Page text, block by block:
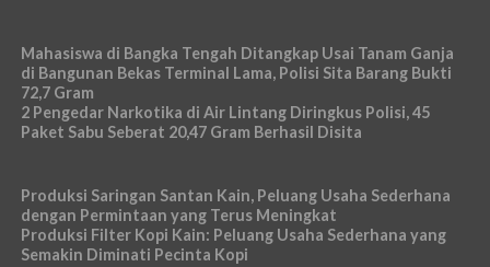
Mahasiswa di Bangka Tengah Ditangkap Usai Tanam Ganja
di Bangunan Bekas Terminal Lama, Polisi Sita Barang Bukti
72,7 Gram
2 Pengedar Narkotika di Air Lintang Diringkus Polisi, 45
Paket Sabu Seberat 20,47 Gram Berhasil Disita
Produksi Saringan Santan Kain, Peluang Usaha Sederhana
dengan Permintaan yang Terus Meningkat
Produksi Filter Kopi Kain: Peluang Usaha Sederhana yang
Semakin Diminati Pecinta Kopi